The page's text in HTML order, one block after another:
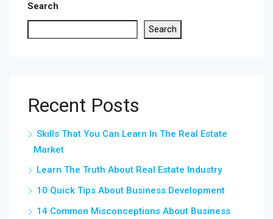
Search
Search
Recent Posts
Skills That You Can Learn In The Real Estate
Market
Learn The Truth About Real Estate Industry
10 Quick Tips About Business Development
14 Common Misconceptions About Business